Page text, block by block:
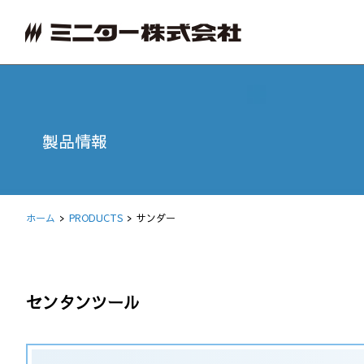
製品情報
ホーム PRODUCTS サンダー
センタンツール